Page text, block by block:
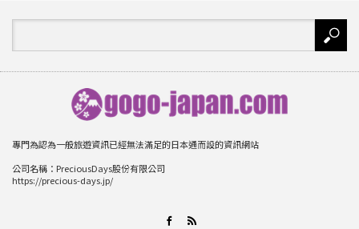
專門為認為一般旅遊資訊已經無法滿足的日本通而設的資訊網站
公司名稱：PreciousDays股份有限公司
https://precious-days.jp/
Facebook